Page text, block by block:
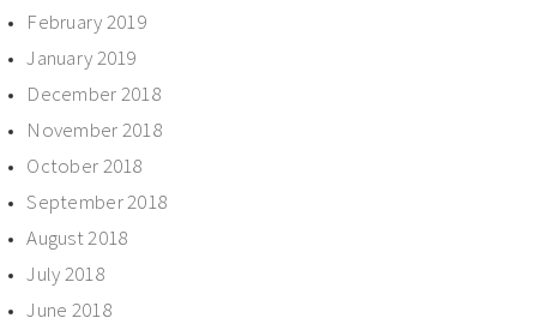
February 2019
January 2019
December 2018
November 2018
October 2018
September 2018
August 2018
July 2018
June 2018